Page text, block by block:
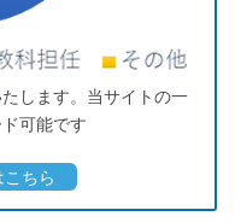
します。当サイトの一
可能です
ちら